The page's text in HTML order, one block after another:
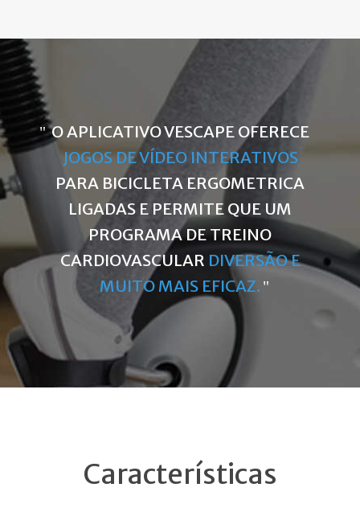
O APLICATIVO VESCAPE OFERECE
JOGOS DE VÍDEO INTERATIVOS
PARA BICICLETA ERGOMETRICA
LIGADAS E PERMITE QUE UM
PROGRAMA DE TREINO
CARDIOVASCULAR DIVERSÃO E
MUITO MAIS EFICAZ.
Características